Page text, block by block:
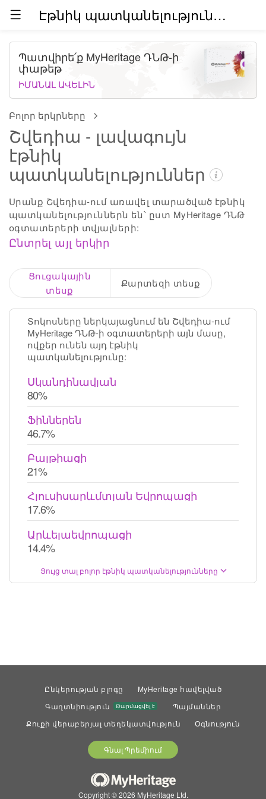
Էթնիկ պատկանելություններն աշխարհում (բետա)
Բոլոր երկրները
Շվեդիա - լավագույն
էթնիկ
պատկանելություններ
Սրանք Շվեդիա-ում առավել տարածված էթնիկ
պատկանելություններն են՝ ըստ MyHeritage ԴՆԹ
օգտատերերի տվյալների:
Ընտրել այլ երկիր
Պատվիրե՛ք MyHeritage ԴՆԹ-ի
փաթեթ
ԻՄԱՆԱԼ ԱՎԵԼԻՆ
Ցուցակային
տեսք
Քարտեզի տեսք
Տոկոսները ներկայացնում են Շվեդիա-ում
MyHeritage ԴՆԹ-ի օգտատերերի այն մասը,
ովքեր ունեն այդ էթնիկ
պատկանելությունը:
Սկանդինավյան
80%
Ֆիններեն
46.7%
Բալթիացի
21%
Հյուսիսարևմտյան Եվրոպացի
17.6%
Արևելաեվրոպացի
14.4%
Ցույց տալ բոլոր էթնիկ պատկանելությունները
Ընկերության բլոգը
MyHeritage հավելված
Գաղտնիություն
Թարմացվել է
Պայմաններ
Քուքի վերաբերյալ տեղեկատվություն
Օգնություն
Գնալ Պրեմիում
Copyright © 2026 MyHeritage Ltd.